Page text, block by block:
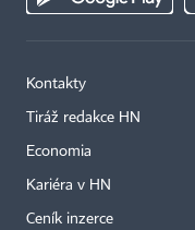
Kontakty
Tiráž redakce HN
Economia
Kariéra v HN
Ceník inzerce